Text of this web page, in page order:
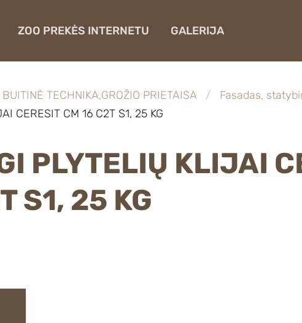
ZOO PREKĖS INTERNETU GALERIJA
TECHNIKA,GROŽIO PRIETAISA
Fasadas,
CERESIT CM 16 C2T S1, 25 KG
PLYTELIŲ KLIJAI
S1, 25 KG